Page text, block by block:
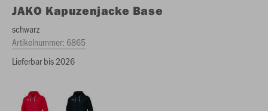
JAKO Kapuzenjacke Base
schwarz
Artikelnummer: 6865
Lieferbar bis 2026